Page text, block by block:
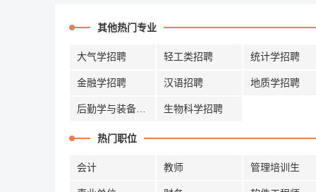
其他热门专业
大气学招聘 轻工类招聘 统计学招聘
金融学招聘 汉语招聘 地质学招聘
生物科学招聘
热门职位
会计 教师 管理培训生